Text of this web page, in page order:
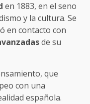
en 1883, en el seno
y la cultura. Se
en contacto con
de su
que
con una
española.